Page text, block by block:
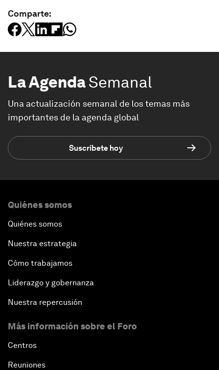
Comparte:
La AgendaSemanal
Una actualización semanal de los temas más
importantes de la agenda global
Suscríbete hoy
Quiénes somos
Quiénes somos
Nuestra estrategia
Cómo trabajamos
Liderazgo y gobernanza
Nuestra repercusión
Más información sobre el Foro
Centros
Reuniones